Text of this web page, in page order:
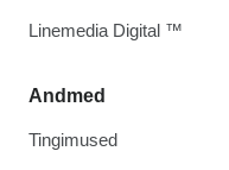
Andmed
Tingimused
Linemedia Digital ™